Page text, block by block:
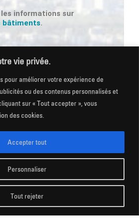
vie privée.
pour améliorer votre expérience de
ou des contenus personnalisés et
sur « Tout accepter », vous
des cookies.
Personnaliser
Tout rejeter
Accepter tout
informations sur
bâtiments.
Gestion des cookies
du site|Accessibilité